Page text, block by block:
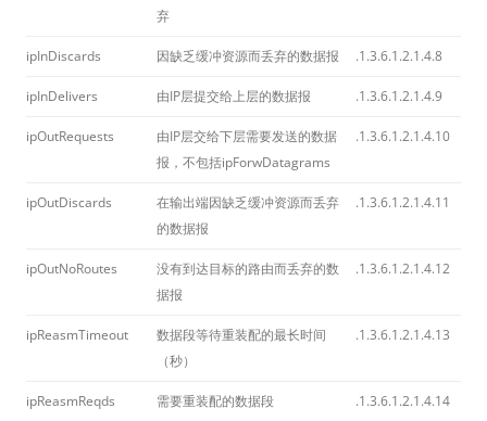
弃
ipInDiscards 因缺乏缓冲资源而丢弃的数据报 .1.3.6.1.2.1.4.8
ipInDelivers 由IP层提交给上层的数据报 .1.3.6.1.2.1.4.9
ipOutRequests
由IP层交给下层需要发送的数据
报，不包括ipForwDatagrams
.1.3.6.1.2.1.4.10
ipOutDiscards
在输出端因缺乏缓冲资源而丢弃
的数据报
.1.3.6.1.2.1.4.11
ipOutNoRoutes
没有到达目标的路由而丢弃的数
据报
.1.3.6.1.2.1.4.12
ipReasmTimeout
数据段等待重装配的最长时间
（秒）
.1.3.6.1.2.1.4.13
ipReasmReqds 需要重装配的数据段 .1.3.6.1.2.1.4.14